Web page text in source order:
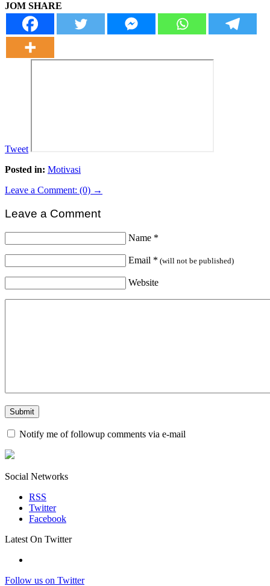
JOM SHARE
Tweet
Posted in: Motivasi
Leave a Comment: (0) →
Leave a Comment
Name *
Email * (will not be published)
Website
Notify me of followup comments via e-mail
Social Networks
RSS
Twitter
Facebook
Latest On Twitter
Follow us on Twitter